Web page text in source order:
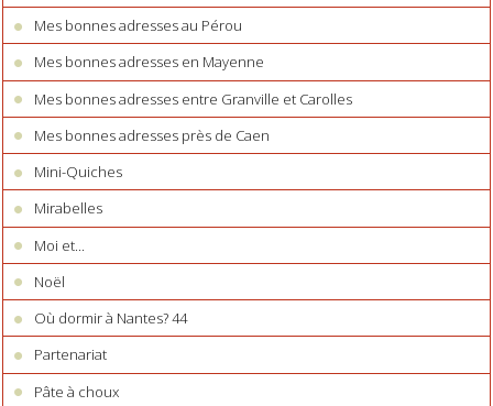
Mes bonnes adresses au Pérou
Mes bonnes adresses en Mayenne
Mes bonnes adresses entre Granville et Carolles
Mes bonnes adresses près de Caen
Mini-Quiches
Mirabelles
Moi et...
Noël
Où dormir à Nantes? 44
Partenariat
Pâte à choux